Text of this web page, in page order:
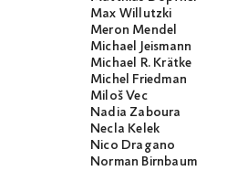
Max Willutzki
Meron Mendel
Michael Jeismann
Michael R. Krätke
Michel Friedman
Miloš Vec
Nadia Zaboura
Necla Kelek
Nico Dragano
Norman Birnbaum